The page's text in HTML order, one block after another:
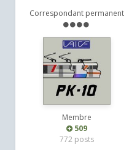
Correspondant permanent
Membre
509
772 posts